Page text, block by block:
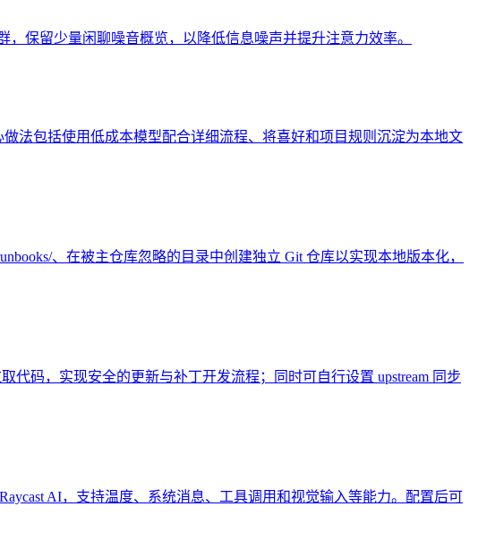
保留少量闲聊噪音概览，以降低信息噪声并提升注意力效率。
法包括使用低成本模型配合详细流程、将喜好和项目规则沉淀为本地文
、在被主仓库忽略的目录中创建独立 Git 仓库以实现本地版本化，
取代码，实现安全的更新与补丁开发流程；同时可自行设置 upstream 同步
AI，支持温度、系统消息、工具调用和视觉输入等能力。配置后可